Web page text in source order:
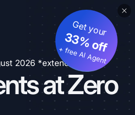
2026 *extended
at Zero
Get your
33% off
+ free AI Agent